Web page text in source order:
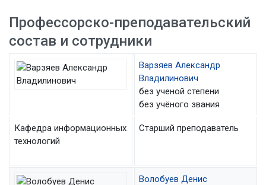
Профессорско-преподавательский
состав и сотрудники
Варзяев Александр
Владилинович
без ученой степени
без учёного звания
Кафедра информационных
технологий
Старший преподаватель
Волобуев Денис